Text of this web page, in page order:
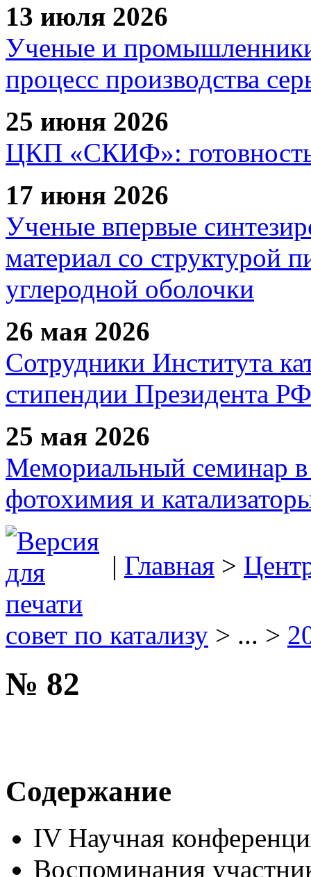
13 июля 2026
Ученые и
процесс производства
25 июня 2026
ЦКП «СКИФ»: готовность
17 июня 2026
Ученые впервые
материал со структурой
углеродной оболочки
26 мая 2026
Сотрудники Института
стипендии Президента РФ
25 мая 2026
Мемориальный семинар в
фотохимия и
| Главная >
совет по катализу > ... >
№ 82
Содержание
IV Научная
Воспоминания